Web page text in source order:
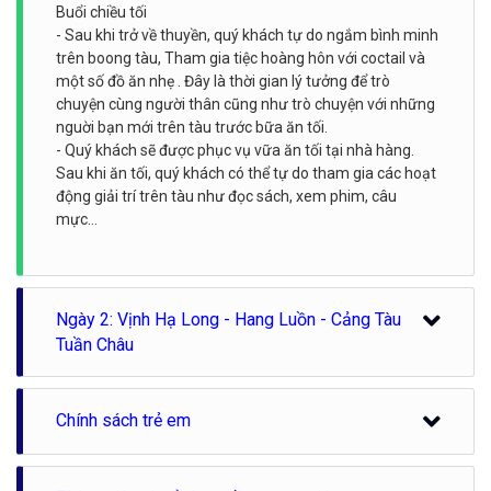
Buổi chiều tối
- Sau khi trở về thuyền, quý khách tự do ngắm bình minh
trên boong tàu, Tham gia tiệc hoàng hôn với coctail và
một số đồ ăn nhẹ . Đây là thời gian lý tưởng để trò
chuyện cùng người thân cũng như trò chuyện với những
nguời bạn mới trên tàu trước bữa ăn tối.
- Quý khách sẽ được phục vụ vữa ăn tối tại nhà hàng.
Sau khi ăn tối, quý khách có thể tự do tham gia các hoạt
động giải trí trên tàu như đọc sách, xem phim, câu
mực…
Ngày 2: Vịnh Hạ Long - Hang Luồn - Cảng Tàu
Tuần Châu
Quyền trên tàu. Thái Cực quyền giúp quý khách tập
Chính sách trẻ em